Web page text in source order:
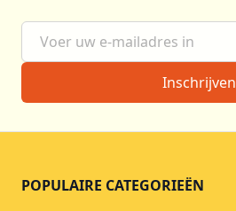
E-mail adres
Inschrijven
POPULAIRE CATEGORIEËN